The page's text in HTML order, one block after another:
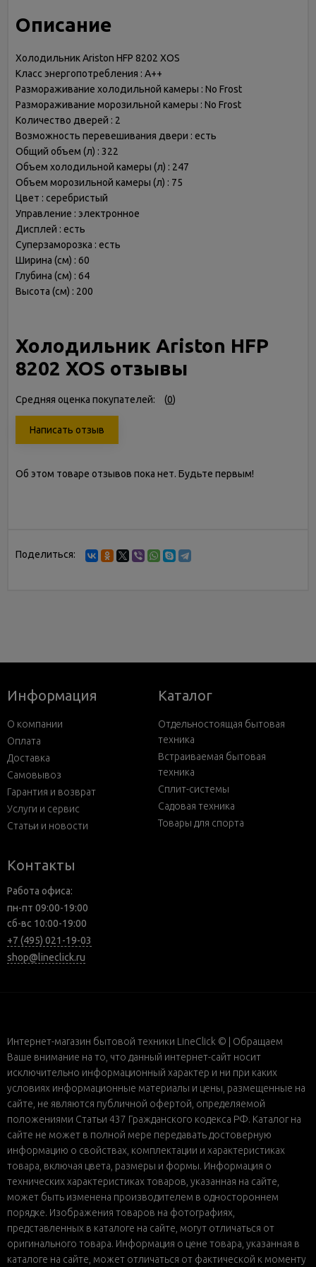
Описание
Холодильник Ariston HFP 8202 XOS
Класс энергопотребления : A++
Размораживание холодильной камеры : No Frost
Размораживание морозильной камеры : No Frost
Количество дверей : 2
Возможность перевешивания двери : есть
Общий объем (л) : 322
Объем холодильной камеры (л) : 247
Объем морозильной камеры (л) : 75
Цвет : серебристый
Управление : электронное
Дисплей : есть
Суперзаморозка : есть
Ширина (см) : 60
Глубина (см) : 64
Высота (см) : 200
Холодильник Ariston HFP
8202 XOS отзывы
Средняя оценка покупателей: (0)
Написать отзыв
Об этом товаре отзывов пока нет. Будьте первым!
Поделиться:
Информация
О компании
Оплата
Доставка
Самовывоз
Гарантия и возврат
Услуги и сервис
Статьи и новости
Каталог
Отдельностоящая бытовая
техника
Встраиваемая бытовая
техника
Сплит-системы
Садовая техника
Товары для спорта
Контакты
Работа офиса:
пн-пт 09:00-19:00
сб-вс 10:00-19:00
+7 (495) 021-19-03
shop@lineclick.ru
Интернет-магазин бытовой техники LineClick © | Обращаем
Ваше внимание на то, что данный интернет-сайт носит
исключительно информационный характер и ни при каких
условиях информационные материалы и цены, размещенные на
сайте, не являются публичной офертой, определяемой
положениями Статьи 437 Гражданского кодекса РФ. Каталог на
сайте не может в полной мере передавать достоверную
информацию о свойствах, комплектации и характеристиках
товара, включая цвета, размеры и формы. Информация о
технических характеристиках товаров, указанная на сайте,
может быть изменена производителем в одностороннем
порядке. Изображения товаров на фотографиях,
представленных в каталоге на сайте, могут отличаться от
оригинального товара. Информация о цене товара, указанная в
каталоге на сайте, может отличаться от фактической к моменту